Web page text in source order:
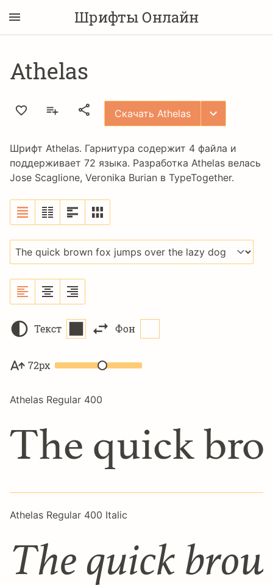
Шрифты Онлайн
Athelas
Скачать Athelas
Шрифт Athelas. Гарнитура содержит 4 файла и
поддерживает 72 языка. Разработка Athelas велась
Jose Scaglione, Veronika Burian в TypeTogether.
Текст Фон
72px
Athelas Regular 400
The quick
Athelas Regular 400 Italic
The quick